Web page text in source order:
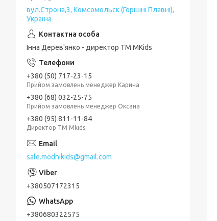
вул.Строна,3, Комсомольск (Горішні Плавні),
Україна
Інна Дерев'янко - директор TM MKids
+380 (50) 717-23-15
Прийом замовлень менеджер Карина
+380 (68) 032-25-75
Прийом замовлень менеджер Оксана
+380 (95) 811-11-84
Директор ТМ Mkids
sale.modnikids@gmail.com
+380507172315
+380680322575